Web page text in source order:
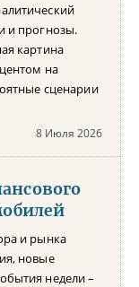
и прогнозы.
картина
на
сценарии
8 Июля 2026
и рынка
новые
недели –